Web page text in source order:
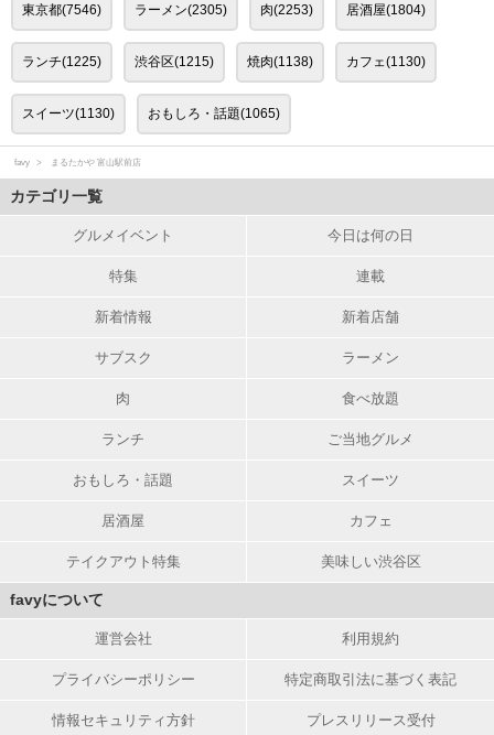
東京都(7546) ラーメン(2305) 肉(2253) 居酒屋(1804)
ランチ(1225) 渋谷区(1215) 焼肉(1138) カフェ(1130)
スイーツ(1130) おもしろ・話題(1065)
favy まるたかや 富山駅前店
カテゴリ一覧
グルメイベント 今日は何の日
特集 連載
新着情報 新着店舗
サブスク ラーメン
肉 食べ放題
ランチ ご当地グルメ
おもしろ・話題 スイーツ
居酒屋 カフェ
テイクアウト特集 美味しい渋谷区
favyについて
運営会社 利用規約
プライバシーポリシー 特定商取引法に基づく表記
情報セキュリティ方針 プレスリリース受付